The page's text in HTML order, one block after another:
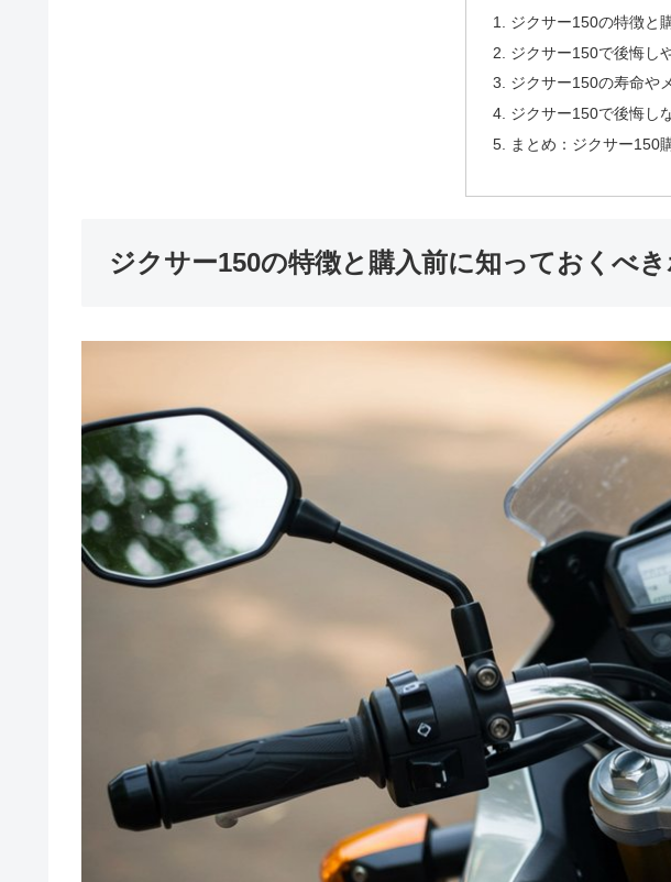
ジクサー150の特徴と
ジクサー150で後悔し
ジクサー150の寿命や
ジクサー150で後悔し
まとめ：ジクサー150
ジクサー150の特徴と購入前に知っておくべ